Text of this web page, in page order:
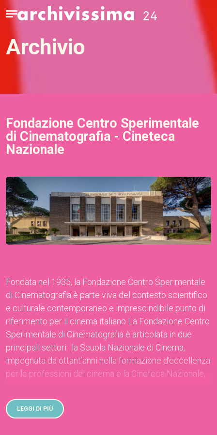
Home page
Apri il menu
archivio
Fondazione Centro Sperimentale
di Cinematografia - Cineteca
Nazionale
Fondata nel 1935, la Fondazione Centro Sperimentale
di Cinematografia è parte viva del contesto scientifico
e culturale contemporaneo e imprescindibile punto di
riferimento per il cinema italiano La Fondazione Centro
Sperimentale di Cinematografia è articolata in due
principali settori: la Scuola Nazionale di Cinema,
impegnata da ottant’anni nella formazione d’eccellenza
per le professioni del cinema e la Cineteca Nazionale,
del mondo. É completata da altri poli di attività culturali
come la Biblioteca Luigi Chiarini e il settore editoriale.
LEGGI DI PIÙ